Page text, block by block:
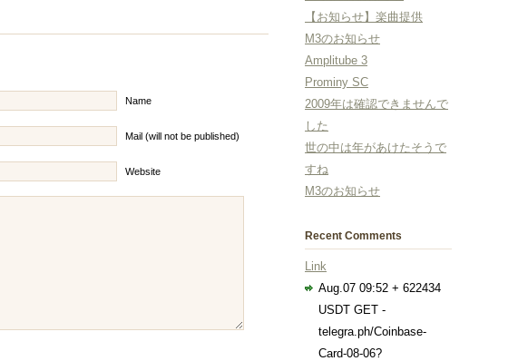
Name
Mail (will not be published)
Website
【お知らせ】楽曲提供
M3のお知らせ
Amplitube 3
Prominy SC
2009年は確認できませんで
した
世の中は年があけたそうで
すね
M3のお知らせ
Recent Comments
Link
Aug.07 09:52 + 622434
USDT GET -
telegra.ph/Coinbase-
Card-08-06?